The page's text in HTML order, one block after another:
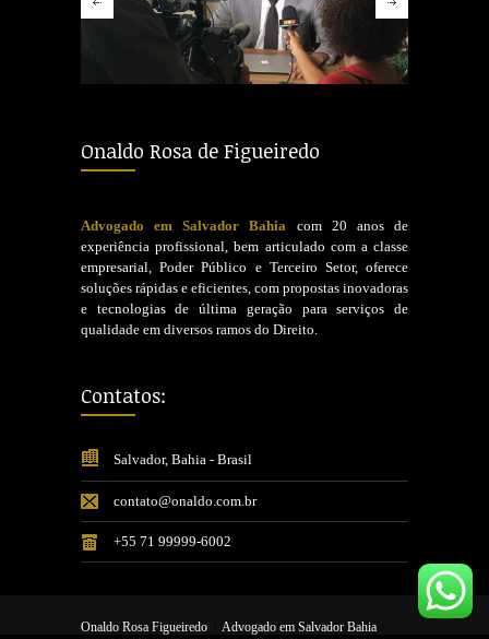
Onaldo Rosa de Figueiredo
Advogado em Salvador Bahia
com 20 anos de
experiência profissional, bem articulado com a classe
empresarial, Poder Público e Terceiro Setor, oferece
soluções rápidas e eficientes, com propostas inovadoras
e tecnologias de última geração para serviços de
qualidade em diversos ramos do Direito.
Contatos:
Salvador, Bahia - Brasil
contato@onaldo.com.br
+55 71 99999-6002
Onaldo Rosa Figueiredo Advogado em Salvador Bahia